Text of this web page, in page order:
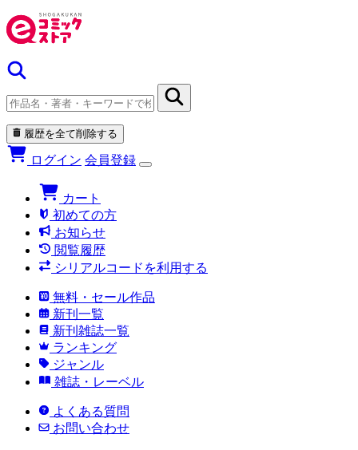
履歴を全て削除する
ログイン 会員登録
カート
初めての方
お知らせ
閲覧履歴
シリアルコードを利用する
無料・セール作品
新刊一覧
新刊雑誌一覧
ランキング
ジャンル
雑誌・レーベル
よくある質問
お問い合わせ